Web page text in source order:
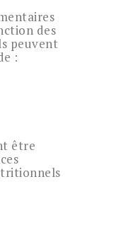
des
peuvent
:
être